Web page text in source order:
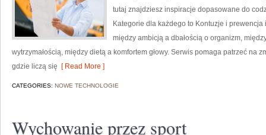
tutaj znajdziesz inspiracje dopasowane do
Kategorie dla każdego to Kontuzje i
między ambicją a dbałością o organizm,
wytrzymałością, między dietą a komfortem głowy. Serwis pomaga patrzeć na
gdzie liczą się [ Read More ]
CATEGORIES: NOWE TECHNOLOGIE
Wychowanie przez sport